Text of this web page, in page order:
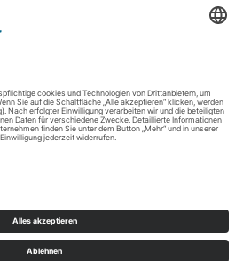
empty data. Please
Instagram account in the
settings.